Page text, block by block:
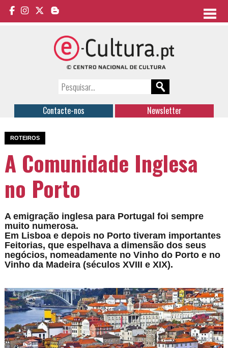
Contacte-nos Newsletter
ROTEIROS
A Comunidade Inglesa
no Porto
A emigração inglesa para Portugal foi sempre
muito numerosa.
Em Lisboa e depois no Porto tiveram importantes
Feitorias, que espelhava a dimensão dos seus
negócios, nomeadamente no Vinho do Porto e no
Vinho da Madeira (séculos XVIII e XIX).